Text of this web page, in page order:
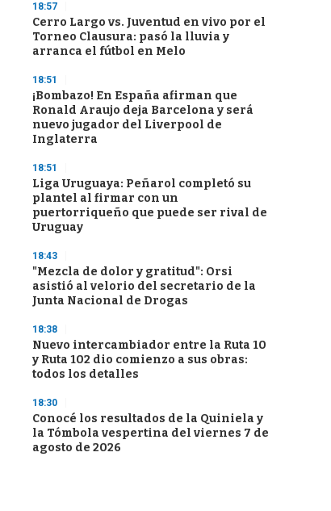
18:57
Cerro Largo vs. Juventud en vivo por el
Torneo Clausura: pasó la lluvia y
arranca el fútbol en Melo
18:51
¡Bombazo! En España afirman que
Ronald Araujo deja Barcelona y será
nuevo jugador del Liverpool de
Inglaterra
18:51
Liga Uruguaya: Peñarol completó su
plantel al firmar con un
puertorriqueño que puede ser rival de
Uruguay
18:43
"Mezcla de dolor y gratitud": Orsi
asistió al velorio del secretario de la
Junta Nacional de Drogas
18:38
Nuevo intercambiador entre la Ruta 10
y Ruta 102 dio comienzo a sus obras:
todos los detalles
18:30
Conocé los resultados de la Quiniela y
la Tómbola vespertina del viernes 7 de
agosto de 2026